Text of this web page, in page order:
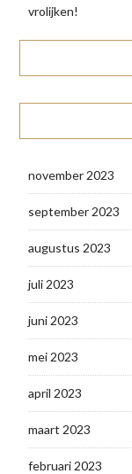
vrolijken!
november 2023
september 2023
augustus 2023
juli 2023
juni 2023
mei 2023
april 2023
maart 2023
februari 2023